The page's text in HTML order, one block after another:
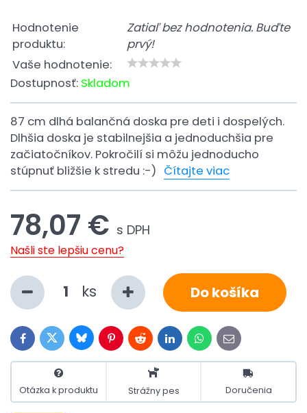
Hodnotenie
produktu:
Zatiaľ bez hodnotenia. Buďte
prvý!
Vaše hodnotenie:
Dostupnosť: Skladom
87 cm dlhá balančná doska pre deti i dospelých.
Dlhšia doska je stabilnejšia a jednoduchšia pre
začiatočníkov. Pokročilí si môžu jednoducho
stúpnuť bližšie k stredu :-) Čítajte viac
78,07 € s DPH
Našli ste lepšiu cenu?
ks Do košíka
FacebookTwitterBlueskyPinterestRedditLinkedInWhatsApp
E-
mail
Otázka k produktu Strážny pes Doručenia